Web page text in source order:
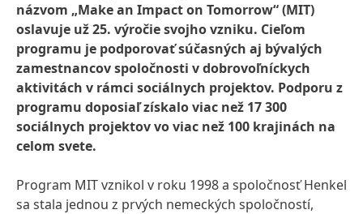
názvom „Make an Impact on Tomorrow“(MIT)
oslavuje už 25. výročie svojho vzniku. Cieľom
programu je podporovať súčasných aj bývalých
zamestnancov spoločnosti v dobrovoľníckych
aktivitách v rámci sociálnych projektov. Podporu z
programu doposiaľ získalo viac než 17 300
sociálnych projektov vo viac než 100 krajinách na
celom svete.
Program MIT vznikol v roku 1998 a spoločnosť Henkel
sa stala jednou z prvých nemeckých spoločností,